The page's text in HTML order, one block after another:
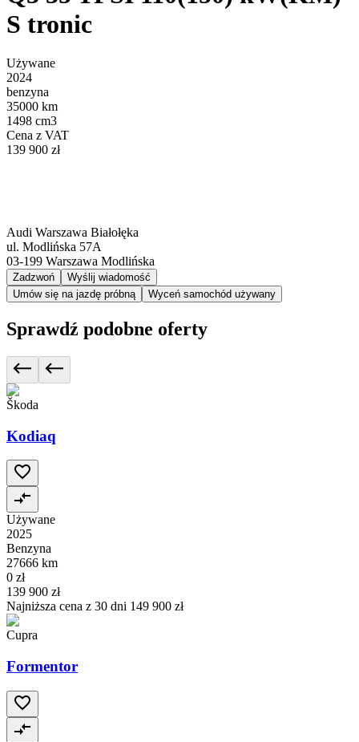
S tronic
Używane
2024
benzyna
35000 km
1498 cm3
Cena z VAT
139 900 zł
Audi Warszawa Białołęka
ul. Modlińska 57A
03-199 Warszawa Modlińska
Zadzwoń
Wyślij wiadomość
Umów się na jazdę próbną
Wyceń samochód używany
Sprawdź podobne oferty
Škoda
Kodiaq
Używane
2025
Benzyna
27666 km
0 zł
139 900 zł
Najniższa cena z 30 dni 149 900 zł
Cupra
Formentor